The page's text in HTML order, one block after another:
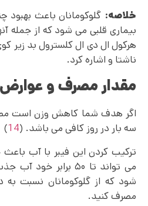
خلاصه: گلوکومانان باعث بهبود
بیماری قلبی می‌ شود که از جمله
هرکول ال دی ال کلسترول بد زیر
ناشتا و اشاره کرد.
مقدار مصرف و
اگر هدف شما کاهش وزن است
سه بار در روز کافی می باشد. (14
)
ترکیب کردن این فیبر با آب
می تواند تا ۵۰ برابر
شود که از گلوکومانان نسبت به
مصرف کنید.